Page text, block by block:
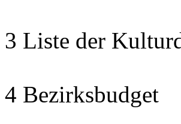
3 Liste der
4 Bezirksbudget